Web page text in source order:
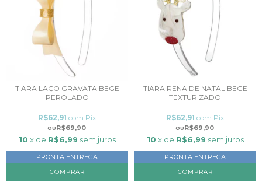
TIARA LAÇO GRAVATA BEGE
PEROLADO
R$69,90
R$62,91 com Pix
10 x de R$6,99 sem juros
PRONTA ENTREGA
TIARA RENA DE NATAL BEGE
TEXTURIZADO
R$69,90
R$62,91 com Pix
10 x de R$6,99 sem juros
PRONTA ENTREGA